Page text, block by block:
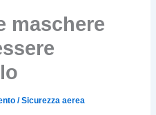
maschere
/Sicurezza aerea